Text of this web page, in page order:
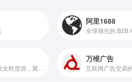
阿里1688
全球领先的 B2B
万维广告
互联网广告交易